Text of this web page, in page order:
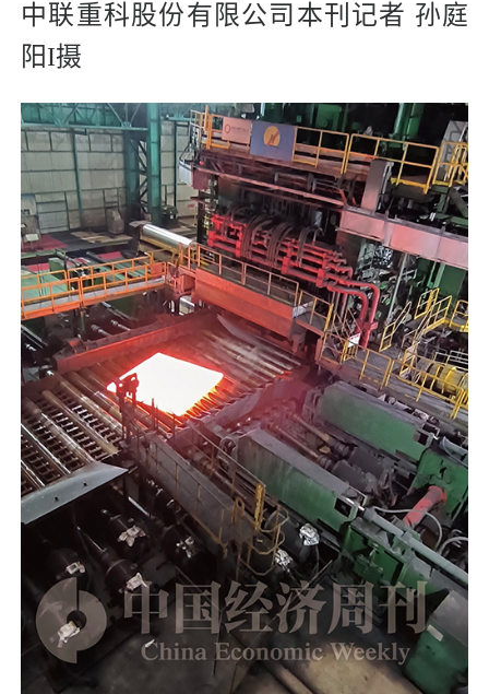
中联重科股份有限公司本刊记者 孙庭
阳I摄